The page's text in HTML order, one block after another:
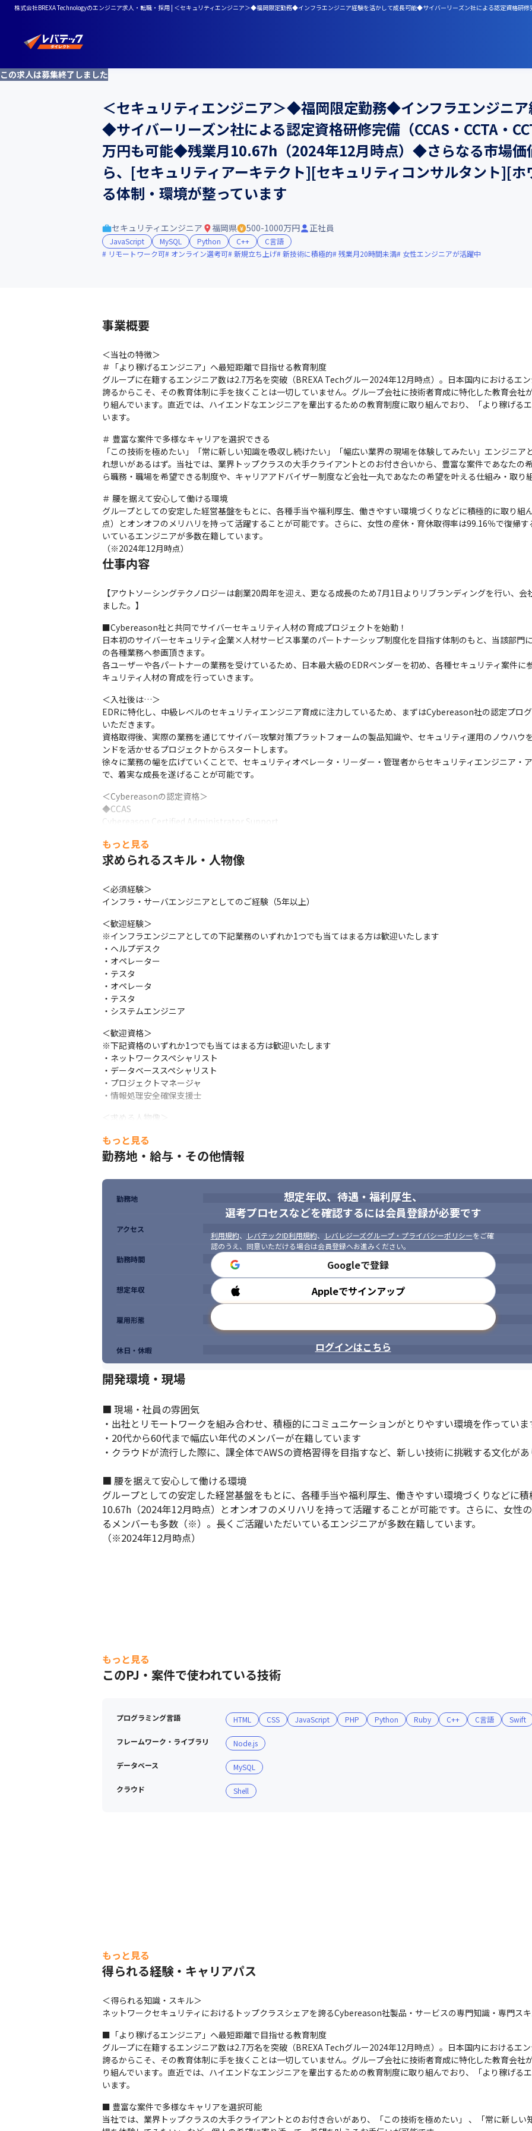
株式会社BREXA Technologyのエンジニア求人・転職・採用 | ＜セキュリティエンジニア＞◆福岡限定勤務◆インフラエンジニア経験を活かして成長可能◆サイバーリーズン社による認定資
この求人は募集終了しました
＜セキュリティエンジニア＞◆福岡限定勤務◆インフラエンジニ
◆サイバーリーズン社による認定資格研修完備（CCAS・CCTA・
万円も可能◆残業月10.67h（2024年12月時点）◆さらなる市場価
ら、[セキュリティアーキテクト][セキュリティコンサルタント][
る体制・環境が整っています
セキュリティエンジニア 福岡県 500-1000万円 正社員
JavaScript MySQL Python C++
C言語
リモートワーク可
オンライン選考可 新規立ち上げ 新技術に積極的 残業月20時間未満 女性エンジニアが活躍中
事業概要
＜当社の特徴＞
＃「より稼げるエンジニア」へ最短距離で目指せる教育制度
グループに在籍するエンジニア数は2.7万名を突破（BREXA Techグルー2024年12月時点）。日本国内におけるエ
誇るからこそ、その教育体制に手を抜くことは一切していません。グループ会社に技術者育成に特化した教育会社
り組んでいます。直近では、ハイエンドなエンジニアを輩出するための教育制度に取り組んでおり、「より稼げる
います。
＃ 豊富な案件で多様なキャリアを選択できる
「この技術を極めたい」「常に新しい知識を吸収し続けたい」「幅広い業界の現場を体験してみたい」エンジニ
れ想いがあるはず。当社では、業界トップクラスの大手クライアントとのお付き合いから、豊富な案件であなたの
ら職務・職場を希望できる制度や、キャリアアドバイザー制度など会社一丸であなたの希望を叶える仕組み・取り
＃ 腰を据えて安心して働ける環境
グループとしての安定した経営基盤をもとに、各種手当や福利厚生、働きやすい環境づくりなどに積極的に取り
点）とオンオフのメリハリを持って活躍することが可能です。さらに、女性の産休・育休取得率は99.16％で復帰
いているエンジニアが多数在籍しています。
（※2024年12月時点）
仕事内容
【アウトソーシングテクノロジーは創業20周年を迎え、更なる成長のため7月1日よりリブランディングを行い、
ました。】
■Cybereason社と共同でサイバーセキュリティ人材の育成プロジェクトを始動！
日本初のサイバーセキュリティ企業×人材サービス事業のパートナーシップ制度化を目指す体制のもと、当該部門
の各種業務へ参画頂きます。
各ユーザーや各パートナーの業務を受けているため、日本最大級のEDRベンダーを初め、各種セキュリティ案件に
キュリティ人材の育成を行っていきます。
＜入社後は…＞
EDRに特化し、中級レベルのセキュリティエンジニア育成に注力しているため、まずはCybereason社の認定プロ
いただきます。
資格取得後、実際の業務を通じてサイバー攻撃対策プラットフォームの製品知識や、セキュリティ運用のノウハウ
ンドを活かせるプロジェクトからスタートします。
徐々に業務の幅を広げていくことで、セキュリティオペレータ・リーダー・管理者からセキュリティエンジニア・
で、着実な成長を遂げることが可能です。
＜Cybereasonの認定資格＞
◆CCAS
Cybereason Certified Administrator Support
Cybereasonの導入方法や日常的なスキルを習得
◆CCTA
アナリストスペシャリスト
Cybereasonを利用したsトリアージや初期設定の方法や習得
◆CCTH
Cybereason Certified Threat Huntert
ハンティングスペシャリスト
Cybereasonの高度な機能を利用したプロアクティブハンディングの方法を習得
◆CCIR
Cybereason Certified Inmcident Responder
インシデント対応スペシャリスト
＜資格取得後のプロジェクトアテンド事例＞
20代後半・2～3年ほどのNW監視業務経験（ヘルプデスク経験も有）
入社後にセキュリティ研修2～3週間ほど受講いただき、Cybereasonの認定資格を取得。
その後、Cybereason社製品を入れている顧客プロジェクトへ配属となり、アラート監視運用業務を行っています。
まずは資格取得となりますが、Cybereason社製品を導入されている顧客は多数いらっしゃるため、研修で学んだ
製品導入～運用、SOC（Security Operation Center）における、セキュリティ装置の設定やネットワークサーバー
を想定しています。
等、レベルアップを目指していただきます。
★案件については、営業担当と面談をしながら、経験・スキル・通いやすさなどを考慮して決定します。
まずは、選考を通してキャリアビジョンについてのご希望をお聞かせください。
もっと見る
求められるスキル・人物像
＜必須経験＞
インフラ・サーバエンジニアとしてのご経験（5年以上）
＜歓迎経験＞
※インフラエンジニアとしての下記業務のいずれか1つでも当てはまる方は歓迎いたします
・ヘルプデスク
・オペレーター
・テスタ
・オペレータ
・テスタ
・システムエンジニア
＜歓迎資格＞
※下記資格のいずれか1つでも当てはまる方は歓迎いたします
・ネットワークスペシャリスト
・データベーススペシャリスト
・プロジェクトマネージャ
・情報処理安全確保支援士
＜求める人物像＞
・新しい知識・スキルを身につけたい方
・英語力を活かせるエンジニアとして活躍したい方
もっと見る
勤務地・給与・その他情報
想定年収、待遇・福利厚生、
選考プロセスなどを確認するには会員登録が必要です
利用規約、 レバテックID利用規約、 レバレジーズグループ・プライバシーポリシーをご確
認のうえ、同意いただける場合は会員登録へお進みください。
Googleで登録
Appleでサインアップ
ログインはこちら
勤務地
アクセス
勤務時間
想定年収
雇用形態
休日・休暇
開発環境・現場
■ 現場・社員の雰囲気
・出社とリモートワークを組み合わせ、積極的にコミュニケーションがとりやすい環境を作っていま
・20代から60代まで幅広い年代のメンバーが在籍しています
・クラウドが流行した際に、課全体でAWSの資格習得を目指すなど、新しい技術に挑戦する文化が
■ 腰を据えて安心して働ける環境
グループとしての安定した経営基盤をもとに、各種手当や福利厚生、働きやすい環境づくりなどに
10.67h（2024年12月時点）とオンオフのメリハリを持って活躍することが可能です。さらに、女性
るメンバーも多数（※）。長くご活躍いただいているエンジニアが多数在籍しています。
（※2024年12月時点）
もっと見る
このPJ・案件で使われている技術
プログラミング言語 HTML CSS JavaScript PHP Python Ruby C++ C言語 Swift
フレームワーク・ライブラリ Node.js
データベース MySQL
クラウド Shell
もっと見る
得られる経験・キャリアパス
＜得られる知識・スキル＞
ネットワークセキュリティにおけるトップクラスシェアを誇るCybereason社製品・サービスの専門知識・専門ス
■「より稼げるエンジニア」へ最短距離で目指せる教育制度
グループに在籍するエンジニア数は2.7万名を突破（BREXA Techグルー2024年12月時点）。日本国内におけるエ
誇るからこそ、その教育体制に手を抜くことは一切していません。グループ会社に技術者育成に特化した教育会社
り組んでいます。直近では、ハイエンドなエンジニアを輩出するための教育制度に取り組んでおり、「より稼げる
います。
■ 豊富な案件で多様なキャリアを選択可能
当社では、業界トップクラスの大手クライアントとのお付き合いがあり、「この技術を極めたい」 、「常に新し